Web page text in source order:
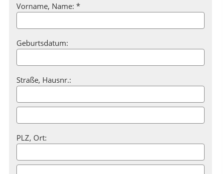
Vorname, Name: *
Geburtsdatum:
Straße, Hausnr.:
PLZ, Ort: